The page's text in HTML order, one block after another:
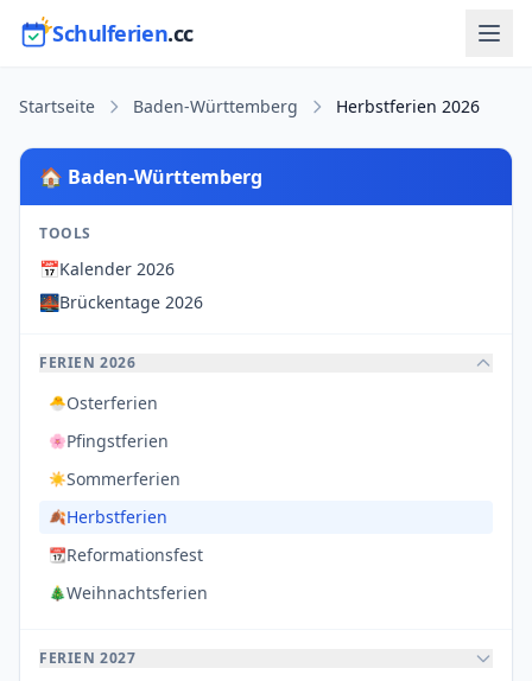
Schulferien.cc
Startseite Baden-Württemberg Herbstferien 2026
🏠 Baden-Württemberg
TOOLS
📅Kalender 2026
🌉Brückentage 2026
FERIEN 2026
🐣Osterferien
🌸Pfingstferien
☀️Sommerferien
🍂Herbstferien
📆Reformationsfest
🎄Weihnachtsferien
FERIEN 2027